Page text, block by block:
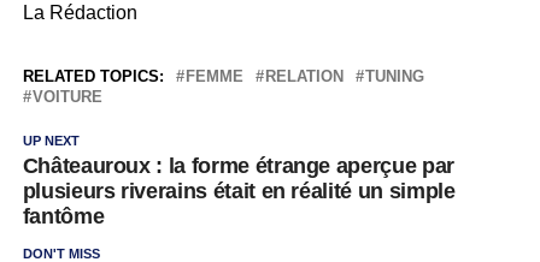
La Rédaction
RELATED TOPICS: FEMME RELATION
TUNING
VOITURE
UP NEXT
Châteauroux : la forme étrange aperçue par
plusieurs riverains était en réalité un simple
fantôme
DON'T MISS